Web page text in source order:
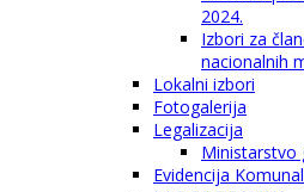
2024.
Izbori za
nacionalnih
Lokalni izbori
Fotogalerija
Legalizacija
Ministarstvo
Evidencija